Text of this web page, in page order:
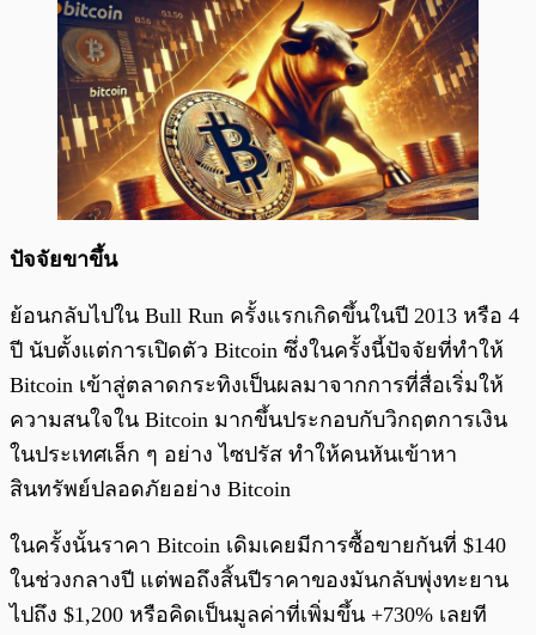
ปัจจัยขาขึ้น
ย้อนกลับไปใน Bull Run ครั้งแรกเกิดขึ้นในปี 2013 หรือ 4
ปี นับตั้งแต่การเปิดตัว Bitcoin ซึ่งในครั้งนี้ปัจจัยที่ทำให้
Bitcoin เข้าสู่ตลาดกระทิงเป็นผลมาจากการที่สื่อเริ่มให้
ความสนใจใน Bitcoin มากขึ้นประกอบกับวิกฤตการเงิน
ในประเทศเล็ก ๆ อย่าง ไซปรัส ทำให้คนหันเข้าหา
สินทรัพย์ปลอดภัยอย่าง Bitcoin
ในครั้งนั้นราคา Bitcoin เดิมเคยมีการซื้อขายกันที่ $140
ในช่วงกลางปี แต่พอถึงสิ้นปีราคาของมันกลับพุ่งทะยาน
ไปถึง $1,200 หรือคิดเป็นมูลค่าที่เพิ่มขึ้น +730% เลยที